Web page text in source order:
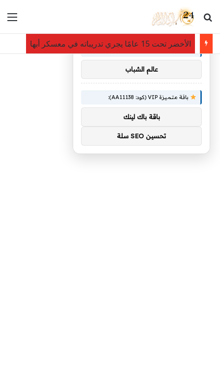
بحث عن
الأخضر تحت 15 عامًا يجري تدريباته في معسكر أبها
توصيات :
باقة متميزة VIP (كود: AA86842):
عالم الشباب
باقة متميزة VIP (كود: AA11138):
باقة باك لينك
تحسين SEO سلة